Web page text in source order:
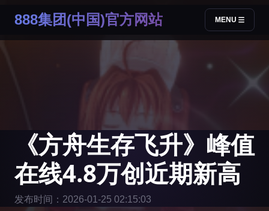
888集团(中国)官方网站 MENU
《方舟生存飞升》峰值
在线4.8万创近期新高
发布时间：2026-01-25 02:15:03